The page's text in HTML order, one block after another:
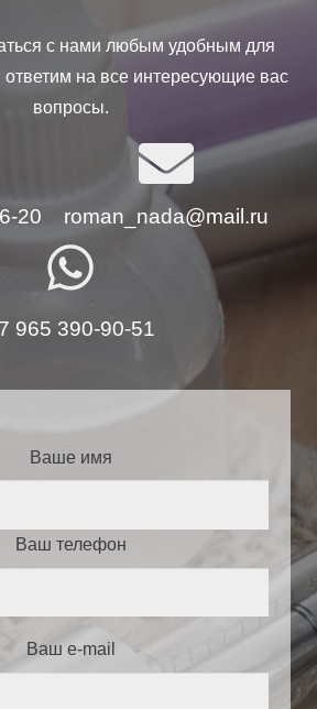
Ваше имя
Ваш телефон
Ваш e-mail
с нами любым удобным для
на все интересующие вас
вопросы.
20 roman_nada@mail.ru
whatsapp
965 390-90-51